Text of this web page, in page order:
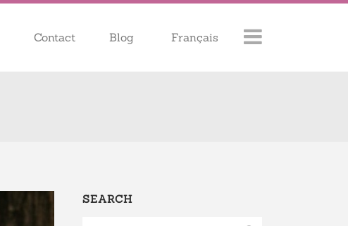
Contact Blog Français
SEARCH